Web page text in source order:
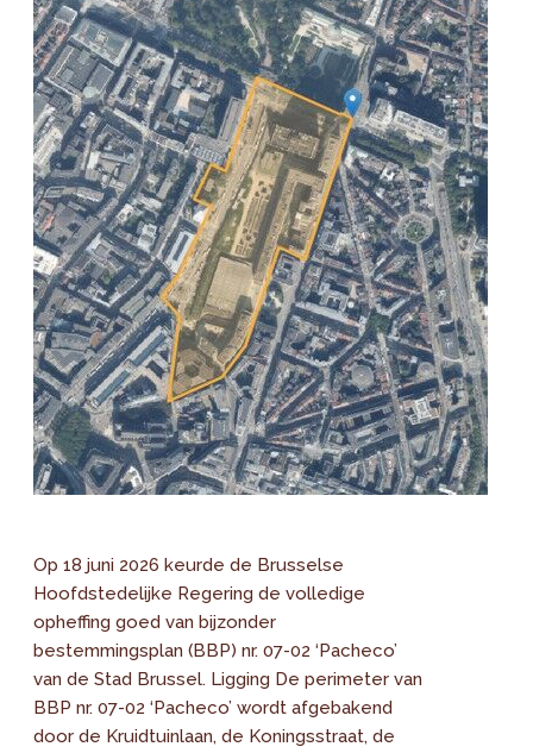
Op 18 juni 2026 keurde de Brusselse
Hoofdstedelijke Regering de volledige
opheffing goed van bijzonder
bestemmingsplan (BBP) nr. 07-02 ‘Pacheco’
van de Stad Brussel. Ligging De perimeter van
BBP nr. 07-02 ‘Pacheco’ wordt afgebakend
door de Kruidtuinlaan, de Koningsstraat, de